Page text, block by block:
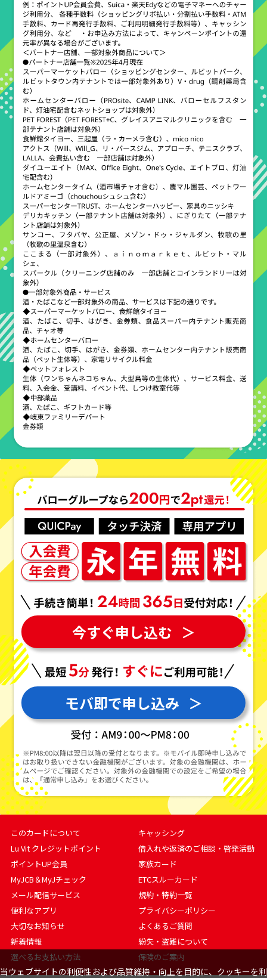
今すぐ申し込む ＞
モバ即で申し込み ＞
このカードについて
Lu Vit クレジットポイント
ポイントUP会員
MyJCB＆MyJチェック
メール配信サービス
便利なアプリ
大切なお知らせ
新着情報
選べるお支払い方法
キャッシング
借入れや返済のご相談・啓発活動
家族カード
ETCスルーカード
規約・特約一覧
プライバシーポリシー
よくあるご質問
紛失・盗難について
保険のご案内
当ウェブサイトの利便性および品質維持・向上を目的に、クッキーを利